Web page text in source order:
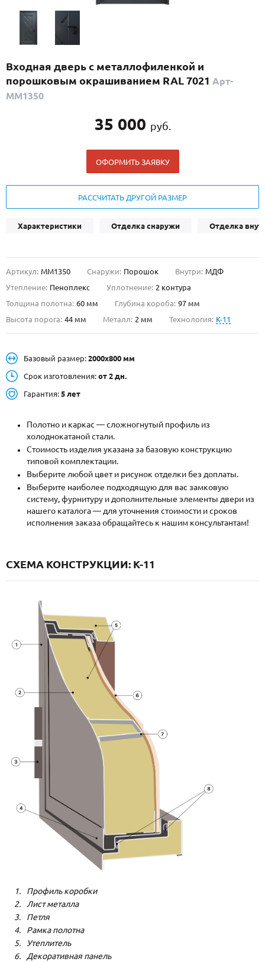
(29)
ПО НАЗНАЧЕНИЮ
ПО КОНСТРУКЦИИ
О НАС
КОНТАКТЫ
Москве и МО
НАЙТИ:
+7 (495) 411-44-41
INFO@META-M.RU
ЗАПРОСИТЬ РАСЧЕТ
Каталог Распродажа Как купить
Записаться на замер
Входная дверь с металлофиленкой и
порошковым окрашиванием RAL 7021 Арт-
ММ1350
35 000 руб.
ОФОРМИТЬ ЗАЯВКУ
РАССЧИТАТЬ ДРУГОЙ РАЗМЕР
Характеристики Отделка снаружи Отделка
Артикул: ММ1350 Снаружи: Порошок Внутри: МДФ
Утепление: Пеноплекс Уплотнение: 2 контура
Толщина полотна: 60 мм Глубина короба: 97 мм
Высота порога: 44 мм Металл: 2 мм Технология: K-11
Базовый размер: 2000х800 мм
Срок изготовления: от 2 дн.
Гарантия: 5 лет
Полотно и каркас — сложногнутый профиль из
холоднокатаной стали.
Стоимость изделия указана за базовую конструкцию
типовой комплектации.
Выберите любой цвет и рисунок отделки без доплаты.
Выберите наиболее подходящую для вас замковую
систему, фурнитуру и дополнительные элементы двери из
нашего каталога — для уточнения стоимости и сроков
исполнения заказа обращайтесь к нашим консультантам!
СХЕМА КОНСТРУКЦИИ: K-11
Профиль коробки
Лист металла
Петля
Рамка полотна
Утеплитель
Декоративная панель